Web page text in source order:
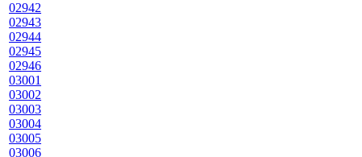
02942
02943
02944
02945
02946
03001
03002
03003
03004
03005
03006